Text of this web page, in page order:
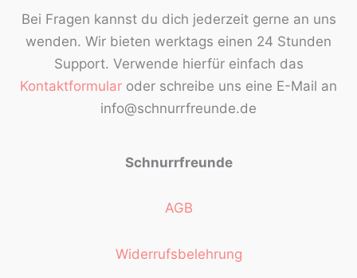
Bei Fragen kannst du dich jederzeit gerne an uns
wenden. Wir bieten werktags einen 24 Stunden
Support. Verwende hierfür einfach das
Kontaktformular oder schreibe uns eine E-Mail an
info@schnurrfreunde.de
Schnurrfreunde
AGB
Widerrufsbelehrung